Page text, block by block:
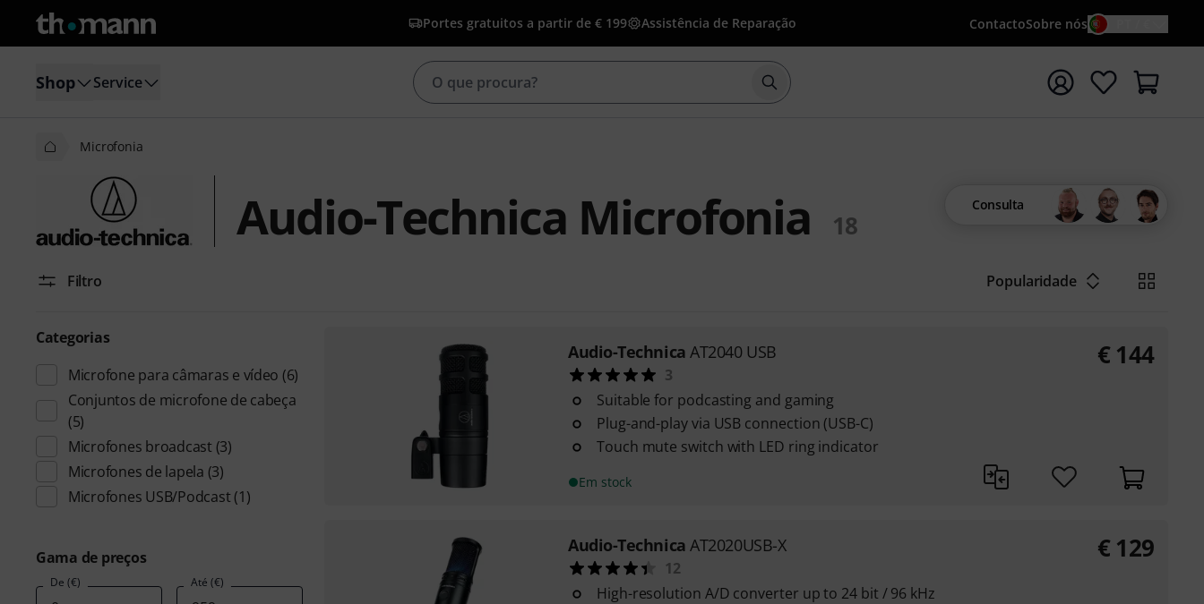
Portes gratuitos a partir de € 199 Assistência de Reparação ContactoSobre nós
Shop Service Iniciar pesquisa com o termo de pesquisa {searchTerm}
Microfonia
Audio-Technica Microfonia 18
Consulta
Filtro Popularidade
Categorias
Microfone para câmaras e vídeo (6)
Conjuntos de microfone de cabeça
(5)
Microfones broadcast (3)
Microfones de lapela (3)
Microfones USB/Podcast (1)
Gama de preços
De (€) Até (€)
Audio-Technica AT2040 USB
3
Suitable for podcasting and gaming
Plug-and-play via USB connection (USB-C)
Touch mute switch with LED ring indicator
Em stock
€ 144
Audio-Technica AT2020USB-X
12
High-resolution A/D converter up to 24 bit / 96 kHz
€ 129